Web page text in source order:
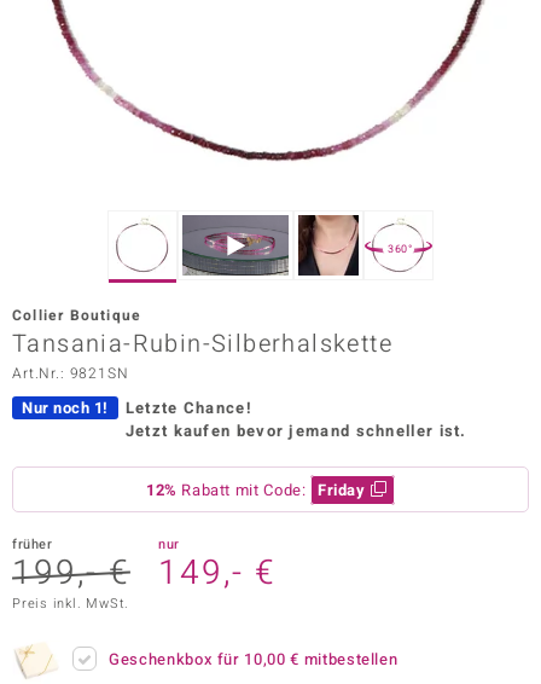
Edition
Vogue
Paraíso
360°
Collier Boutique
Tansania-Rubin-Silberhalskette
Art.Nr.: 9821SN
Nur noch 1!
Letzte Chance!
Jetzt kaufen bevor jemand schneller ist.
12% Rabatt mit Code: Friday
früher
199,- €
nur
149,- €
Preis inkl. MwSt.
Geschenkbox für 10,00 € mitbestellen